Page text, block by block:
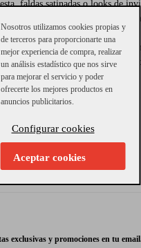
faldas satinadas o looks de
Su acabado de lentejuelas
y el tacón cómodo estilizan
instante. Elige este modelo de
zapato femenino, versátil y lleno
de 7 cm aproximadamente.
exclusivas y promociones en tu
Nosotros utilizamos cookies propias y
de terceros para proporcionarte una
mejor experiencia de compra, realizar
un análisis estadístico que nos sirve
para mejorar el servicio y poder
ofrecerte los mejores productos en
anuncios publicitarios.
Configurar cookies
Aceptar cookies